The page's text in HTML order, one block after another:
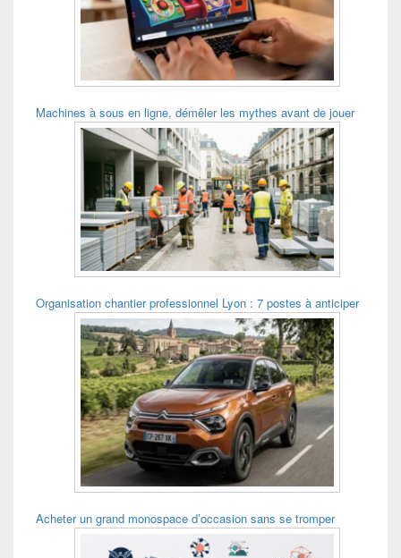
Machines à sous en ligne, démêler les mythes avant de jouer
Organisation chantier professionnel Lyon : 7 postes à anticiper
Acheter un grand monospace d’occasion sans se tromper